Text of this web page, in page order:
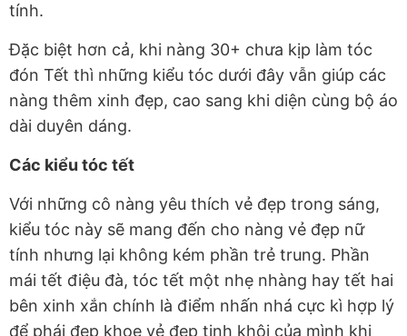
tính.
Đặc biệt hơn cả, khi nàng 30+ chưa kịp làm tóc
đón Tết thì những kiểu tóc dưới đây vẫn giúp các
nàng thêm xinh đẹp, cao sang khi diện cùng bộ áo
dài duyên dáng.
Các kiểu tóc tết
Với những cô nàng yêu thích vẻ đẹp trong sáng,
kiểu tóc này sẽ mang đến cho nàng vẻ đẹp nữ
tính nhưng lại không kém phần trẻ trung. Phần
mái tết điệu đà, tóc tết một nhẹ nhàng hay tết hai
bên xinh xắn chính là điểm nhấn nhá cực kì hợp lý
để phái đẹp khoe vẻ đẹp tinh khôi của mình khi